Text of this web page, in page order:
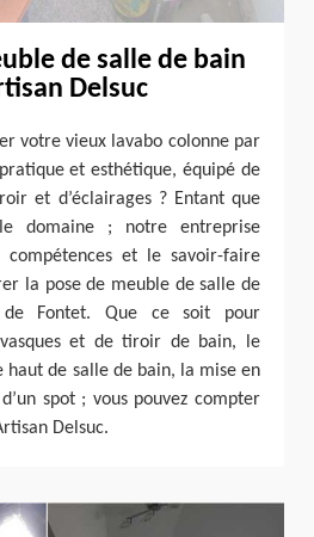
de salle de bain
Delsuc
votre vieux lavabo colonne par
et esthétique, équipé de
et d’éclairages ? Entant que
domaine ; notre entreprise
et le savoir-faire
la pose de meuble de salle de
Fontet. Que ce soit pour
vasques et de tiroir de bain, le
haut de salle de bain, la mise en
spot ; vous pouvez compter
Delsuc.